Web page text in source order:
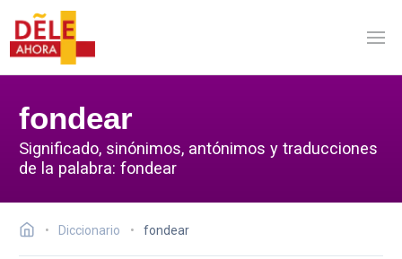
fondear
Significado, sinónimos, antónimos y traducciones
de la palabra: fondear
Diccionario fondear